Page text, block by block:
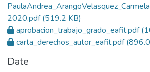
2020.pdf(519.2 KB)
aprobacion_trabajo_grado_eafit.pdf
carta_derechos_autor_eafit.pdf
Date